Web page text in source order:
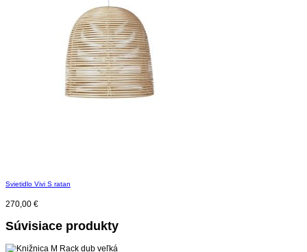
Svietidlo Vivi S ratan
270,00 €
Súvisiace produkty